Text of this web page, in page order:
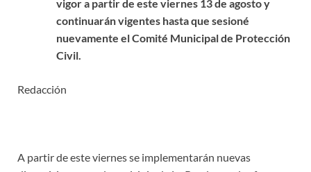
vigor a partir de este viernes 13 de agosto y
continuarán vigentes hasta que sesioné
nuevamente el Comité Municipal de Protección
Civil.
Redacción
A partir de este viernes se implementarán nuevas